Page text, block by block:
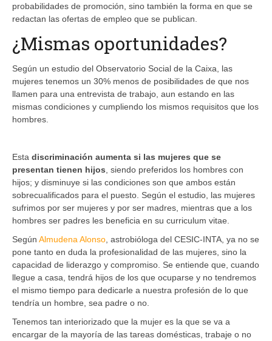
probabilidades de promoción, sino también la forma en que se
redactan las ofertas de empleo que se publican.
¿Mismas oportunidades?
Según un estudio del Observatorio Social de la Caixa, las
mujeres tenemos un 30% menos de posibilidades de que nos
llamen para una entrevista de trabajo, aun estando en las
mismas condiciones y cumpliendo los mismos requisitos que los
hombres.
Esta discriminación aumenta si las mujeres que se
presentan tienen hijos , siendo preferidos los hombres con
hijos; y disminuye si las condiciones son que ambos están
sobrecualificados para el puesto. Según el estudio, las mujeres
sufrimos por ser mujeres y por ser madres, mientras que a los
hombres ser padres les beneficia en su curriculum vitae.
Según Almudena Alonso , astrobióloga del CESIC-INTA, ya no se
pone tanto en duda la profesionalidad de las mujeres, sino la
capacidad de liderazgo y compromiso. Se entiende que, cuando
llegue a casa, tendrá hijos de los que ocuparse y no tendremos
el mismo tiempo para dedicarle a nuestra profesión de lo que
tendría un hombre, sea padre o no.
Tenemos tan interiorizado que la mujer es la que se va a
encargar de la mayoría de las tareas domésticas, trabaje o no